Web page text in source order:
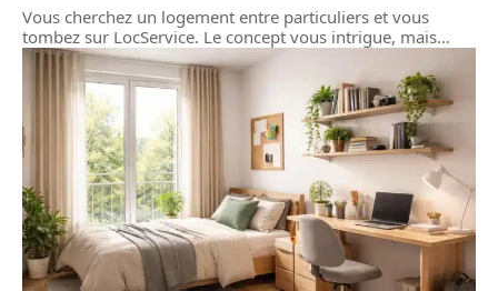
Vous cherchez un logement entre particuliers et vous
tombez sur LocService. Le concept vous intrigue, mais…